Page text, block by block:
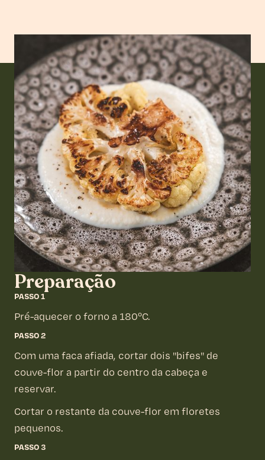
Ingredientes
1 couve-flor grande
500 ml de água
500 ml de leite ou bebida vegetal
Óleo vegetal
Sal e pimenta a gosto
Preparação
PASSO 1
Pré-aquecer o forno a 180ºC.
PASSO 2
Com uma faca afiada, cortar dois "bifes" de
couve-flor a partir do centro da cabeça e
reservar.
Cortar o restante da couve-flor em floretes
pequenos.
PASSO 3